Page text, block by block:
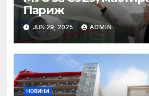
Париж
JUN 29, 2025 ADMIN
НОВИНИ